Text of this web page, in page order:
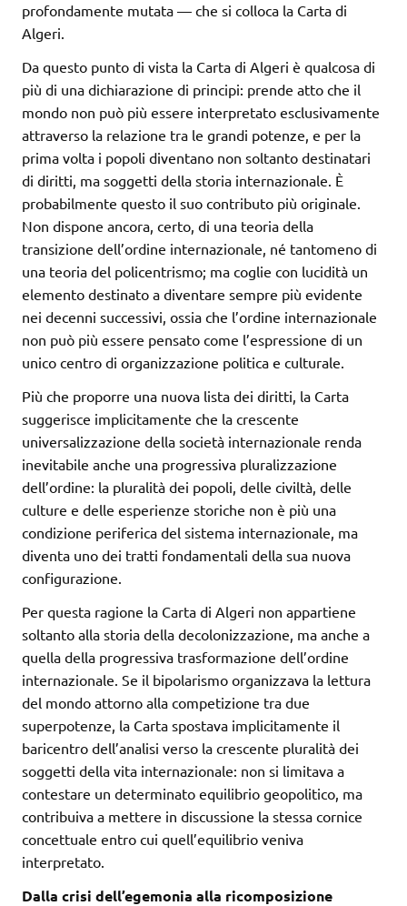
profondamente mutata — che si colloca la Carta di
Algeri.
Da questo punto di vista la Carta di Algeri è qualcosa di
più di una dichiarazione di principi: prende atto che il
mondo non può più essere interpretato esclusivamente
attraverso la relazione tra le grandi potenze, e per la
prima volta i popoli diventano non soltanto destinatari
di diritti, ma soggetti della storia internazionale. È
probabilmente questo il suo contributo più originale.
Non dispone ancora, certo, di una teoria della
transizione dell’ordine internazionale, né tantomeno di
una teoria del policentrismo; ma coglie con lucidità un
elemento destinato a diventare sempre più evidente
nei decenni successivi, ossia che l’ordine internazionale
non può più essere pensato come l’espressione di un
unico centro di organizzazione politica e culturale.
Più che proporre una nuova lista dei diritti, la Carta
suggerisce implicitamente che la crescente
universalizzazione della società internazionale renda
inevitabile anche una progressiva pluralizzazione
dell’ordine: la pluralità dei popoli, delle civiltà, delle
culture e delle esperienze storiche non è più una
condizione periferica del sistema internazionale, ma
diventa uno dei tratti fondamentali della sua nuova
configurazione.
Per questa ragione la Carta di Algeri non appartiene
soltanto alla storia della decolonizzazione, ma anche a
quella della progressiva trasformazione dell’ordine
internazionale. Se il bipolarismo organizzava la lettura
del mondo attorno alla competizione tra due
superpotenze, la Carta spostava implicitamente il
baricentro dell’analisi verso la crescente pluralità dei
soggetti della vita internazionale: non si limitava a
contestare un determinato equilibrio geopolitico, ma
contribuiva a mettere in discussione la stessa cornice
concettuale entro cui quell’equilibrio veniva
interpretato.
Dalla crisi dell’egemonia alla ricomposizione